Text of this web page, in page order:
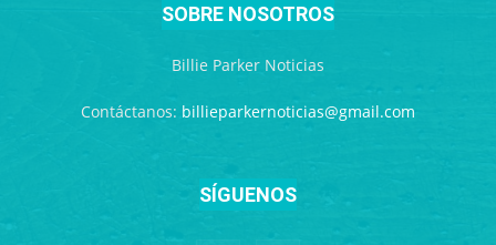
SOBRE NOSOTROS
Billie Parker Noticias
Contáctanos: billieparkernoticias@gmail.com
SÍGUENOS